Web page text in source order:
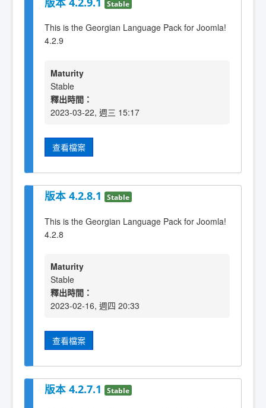
Stable
This is the Georgian Language Pack for Joomla!
4.2.9
Maturity
Stable
釋出時間：
2023-03-22, 週三 15:17
查看檔案
版本 4.2.8.1 Stable
This is the Georgian Language Pack for Joomla!
4.2.8
Maturity
Stable
釋出時間：
2023-02-16, 週四 20:33
查看檔案
版本 4.2.7.1 Stable